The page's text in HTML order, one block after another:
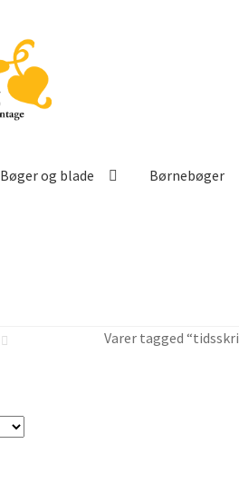
Bøger og blade Børnebøger
Varer tagged